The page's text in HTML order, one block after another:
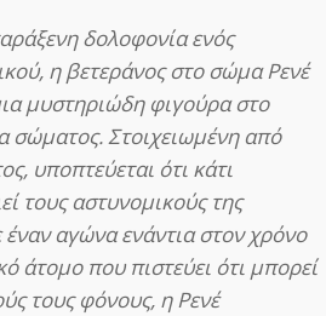
δολοφονία ενός
η βετεράνος στο σώμα Ρενέ
μυστηριώδη φιγούρα στο
σώματoς. Στοιχειωμένη από
υποπτεύεται ότι κάτι
τους αστυνομικούς της
αγώνα ενάντια στον χρόνο
άτομο που πιστεύει ότι μπορεί
τους φόνους, η Ρενέ